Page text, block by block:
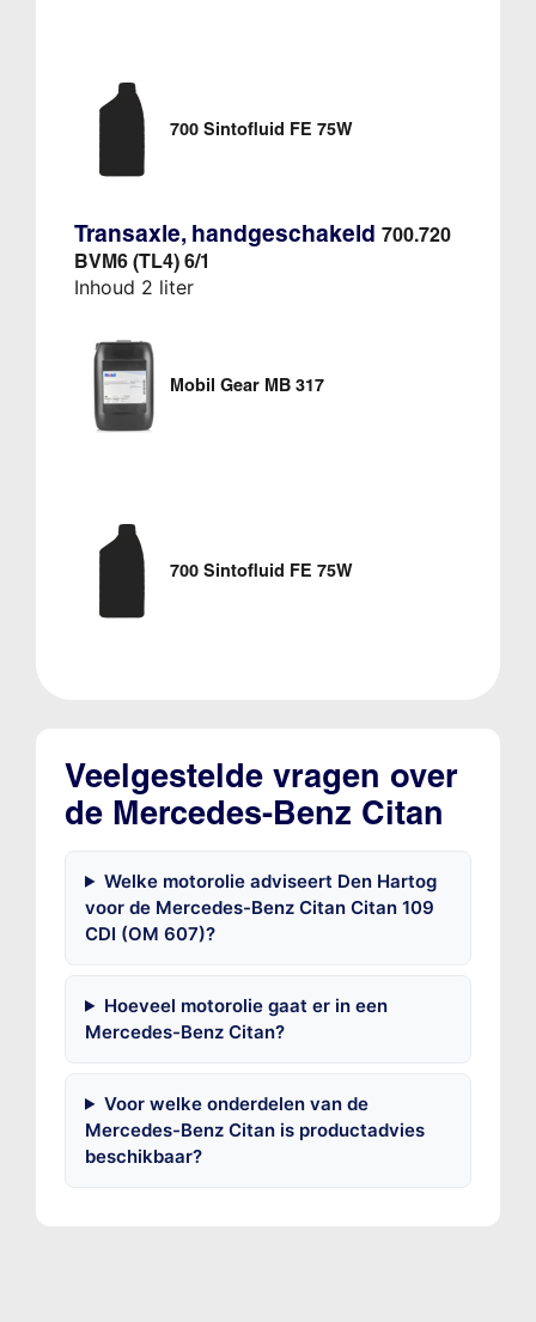
700 Sintofluid FE 75W
Transaxle, handgeschakeld 700.720
BVM6 (TL4) 6/1
Inhoud 2 liter
Mobil Gear MB 317
700 Sintofluid FE 75W
Veelgestelde vragen over
de Mercedes-Benz Citan
Welke motorolie adviseert Den Hartog
voor de Mercedes-Benz Citan Citan 109
CDI (OM 607)?
Hoeveel motorolie gaat er in een
Mercedes-Benz Citan?
Voor welke onderdelen van de
Mercedes-Benz Citan is productadvies
beschikbaar?